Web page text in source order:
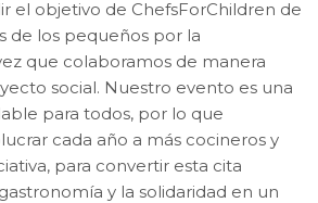
el objetivo de ChefsForChildren de
de los pequeños por la
que colaboramos de manera
social. Nuestro evento es una
para todos, por lo que
cada año a más cocineros y
para convertir esta cita
y la solidaridad en un